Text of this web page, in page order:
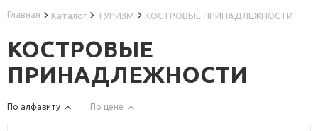
Главная Каталог ТУРИЗМ КОСТРОВЫЕ ПРИНАДЛЕЖНОСТИ
КОСТРОВЫЕ
ПРИНАДЛЕЖНОСТИ
По алфавиту По цене